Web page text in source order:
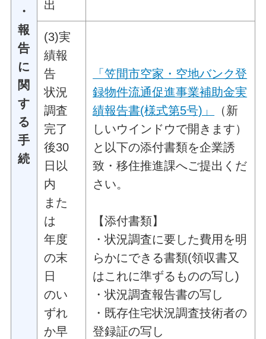
・
報
告
に
関
す
る
手
続
出
(3)実
績報
告
状況
調査
完了
後30
日以
内
また
は
年度
の末
日
のい
ずれ
か早
「笠間市空家・空地バンク登
録物件流通促進事業補助金実
績報告書(様式第5号)」
（新
しいウインドウで開きます）
と以下の添付書類を企業誘
致・移住推進課へご提出くだ
さい。
【添付書類】
・状況調査に要した費用を明
らかにできる書類(領収書又
はこれに準ずるものの写し)
・状況調査報告書の写し
・既存住宅状況調査技術者の
登録証の写し